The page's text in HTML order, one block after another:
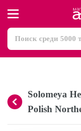
Solomeya
Polish